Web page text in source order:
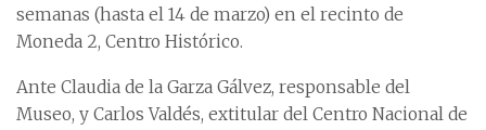
semanas (hasta el 14 de marzo) en el recinto de
Moneda 2, Centro Histórico.
Ante Claudia de la Garza Gálvez, responsable del
Museo, y Carlos Valdés, extitular del Centro Nacional de